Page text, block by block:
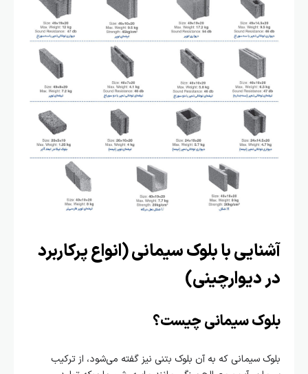
آشنایی با بلوک سیمانی (انواع پرکاربرد
در دیوارچینی)
بلوک سیمانی چیست؟
بلوک سیمانی که به آن بلوک بتنی نیز گفته می‌شود، از ترکیب